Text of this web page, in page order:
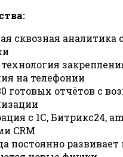
сквозная аналитика
технология
на телефонии
готовых отчётов с
с 1С, Битрикс24,
CRM
постоянно развивает